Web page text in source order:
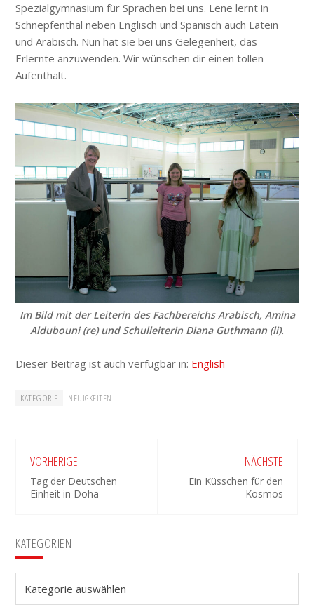
Spezialgymnasium für Sprachen bei uns. Lene lernt in
Schnepfenthal neben Englisch und Spanisch auch Latein
und Arabisch. Nun hat sie bei uns Gelegenheit, das
Erlernte anzuwenden. Wir wünschen dir einen tollen
Aufenthalt.
Im Bild mit der Leiterin des Fachbereichs Arabisch, Amina
Aldubouni (re) und Schulleiterin Diana Guthmann (li).
Dieser Beitrag ist auch verfügbar in: English
KATEGORIE NEUIGKEITEN
VORHERIGE
Tag der Deutschen
Einheit in Doha
NÄCHSTE
Ein Küsschen für den
Kosmos
Seitenspalte
KATEGORIEN